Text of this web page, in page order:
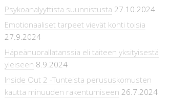
Psykoanalyyttista suunnistusta 27.10.2024
Emotionaaliset tarpeet vievät kohti toisia
27.9.2024
Häpeänuorallatanssia eli taiteen yksityisestä
yleiseen 8.9.2024
Inside Out 2 -Tunteista perususkomusten
kautta minuuden rakentumiseen 26.7.2024